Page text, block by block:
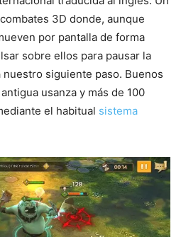
3D donde, aunque
por pantalla de forma
sobre ellos para pausar la
siguiente paso. Buenos
usanza y más de 100
el habitual sistema